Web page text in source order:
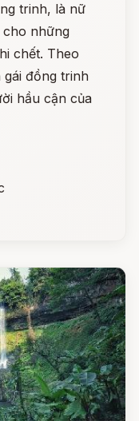
trinh, là nữ
những
chết. Theo
gái đồng trinh
hầu cận của